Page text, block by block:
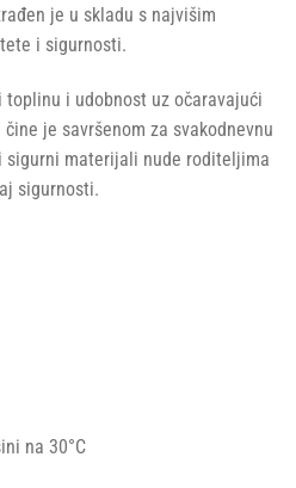
je u skladu s najvišim
i sigurnosti.
toplinu i udobnost uz očaravajući
je savršenom za svakodnevnu
sigurni materijali nude roditeljima
sigurnosti.
na 30°C